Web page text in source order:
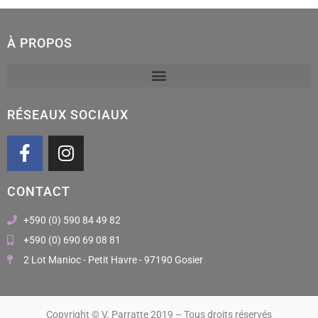
À PROPOS
RÉSEAUX SOCIAUX
F
a
e
b
o
o
k
I
n
t
a
g
r
a
CONTACT
+590 (0) 590 84 49 82
+590 (0) 690 69 08 81
2 Lot Manioc - Petit Havre - 97190 Gosier
Copyright © V. Parratte 2019 – Tous droits réservés